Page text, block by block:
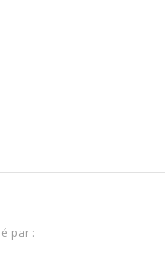
par :